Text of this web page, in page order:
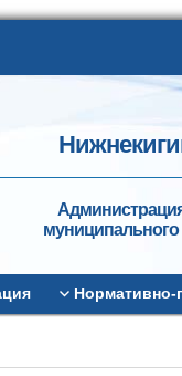
муниципального